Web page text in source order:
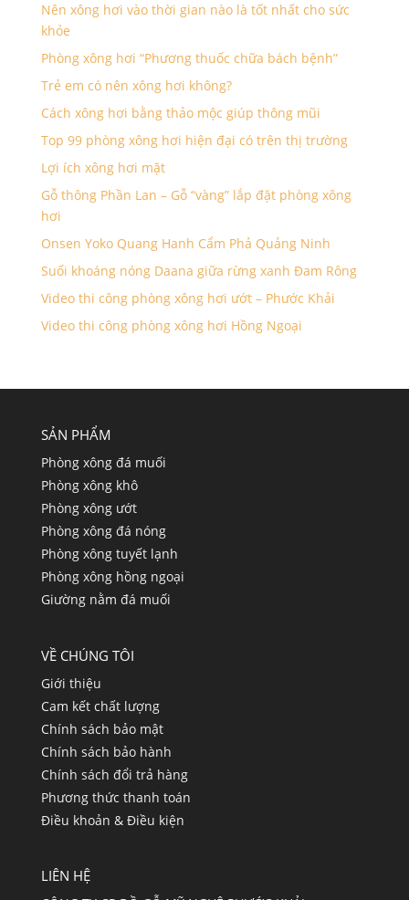
Nên xông hơi vào thời gian nào là tốt nhất cho sức
khỏe
Phòng xông hơi “Phương thuốc chữa bách bệnh”
Trẻ em có nên xông hơi không?
Cách xông hơi bằng thảo mộc giúp thông mũi
Top 99 phòng xông hơi hiện đại có trên thị trường
Lợi ích xông hơi mặt
Gỗ thông Phần Lan – Gỗ “vàng” lắp đặt phòng xông
hơi
Onsen Yoko Quang Hanh Cẩm Phả Quảng Ninh
Suối khoáng nóng Daana giữa rừng xanh Đam Rông
Video thi công phòng xông hơi ướt – Phước Khải
Video thi công phòng xông hơi Hồng Ngoại
SẢN PHẨM
Phòng xông đá muối
Phòng xông khô
Phòng xông ướt
Phòng xông đá nóng
Phòng xông tuyết lạnh
Phòng xông hồng ngoại
Giường nằm đá muối
VỀ CHÚNG TÔI
Giới thiệu
Cam kết chất lượng
Chính sách bảo mật
Chính sách bảo hành
Chính sách đổi trả hàng
Phương thức thanh toán
Điều khoản & Điều kiện
LIÊN HỆ